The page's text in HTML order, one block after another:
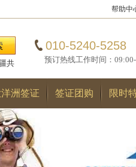
帮助中
共
巴
010-5240-5258
预订热线工作时间：09:00-
洲签证 签证团购 限时